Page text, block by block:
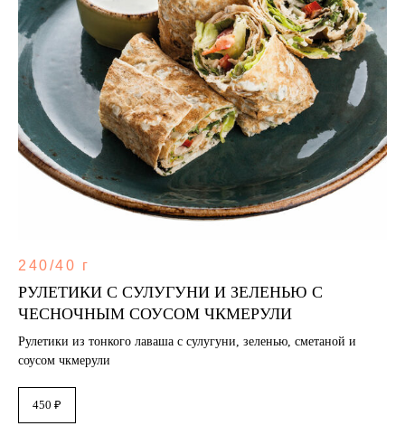
240/40 г
РУЛЕТИКИ С СУЛУГУНИ И ЗЕЛЕНЬЮ С
ЧЕСНОЧНЫМ СОУСОМ ЧКМЕРУЛИ
Рулетики из тонкого лаваша с сулугуни, зеленью, сметаной и
соусом чкмерули
450 ₽